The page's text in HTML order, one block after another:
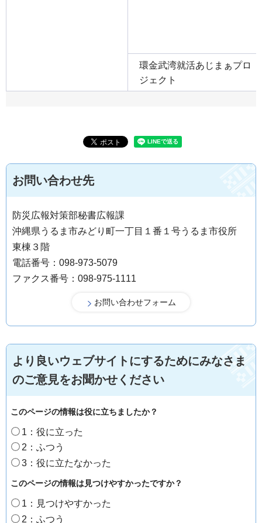
環金武湾就活あじまぁプロ
ジェクト
お問い合わせ先
防災広報対策部秘書広報課
沖縄県うるま市みどり町一丁目１番１号うるま市役所
東棟３階
電話番号：098-973-5079
ファクス番号：098-975-1111
より良いウェブサイトにするためにみなさま
のご意見をお聞かせください
このページの情報は役に立ちましたか？
1：役に立った
2：ふつう
3：役に立たなかった
このページの情報は見つけやすかったですか？
1：見つけやすかった
2：ふつう